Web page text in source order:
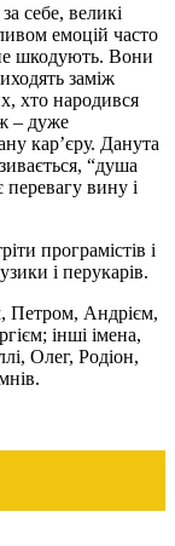
себе, великі
емоцій часто
шкодують. Вони
заміж
хто народився
– дуже
кар’єру. Данута
“душа
перевагу вину і
програмістів і
і перукарів.
Петром, Андрієм,
інші імена,
Олег, Родіон,